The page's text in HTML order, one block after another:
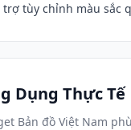
trợ tùy chỉnh màu sắc
Dụng Thực Tế
Bản đồ Việt Nam